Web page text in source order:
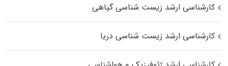
کارشناسی ارشد زیست‌ شناسی گیاهی
کارشناسی ارشد زیست‌ شناسی دریا